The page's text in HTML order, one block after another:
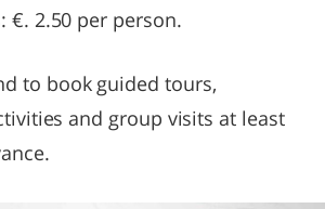
€. 2.50 per person.
to book guided tours,
and group visits at least